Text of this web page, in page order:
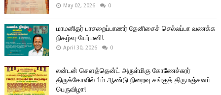
May 02, 2026 0
மாமனிதர் பாசறைப்பாணர் தேனிசைச் செல்லப்பா வணக்க
நிகழ்வு-யேர்மனி!
April 30, 2026 0
லன்டன் சௌத்தென்ட் அருள்மிகு கோணேச்சுரர்
திருக்கோவில் 1ம் ஆண்டு நிறைவு சங்குத் திருமஞ்சனப்
பெருவிழா!